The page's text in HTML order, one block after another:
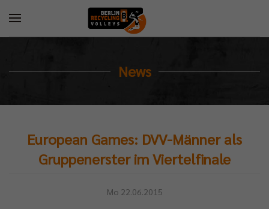
News
European Games: DVV-Männer als
Gruppenerster im Viertelfinale
Mo 22.06.2015